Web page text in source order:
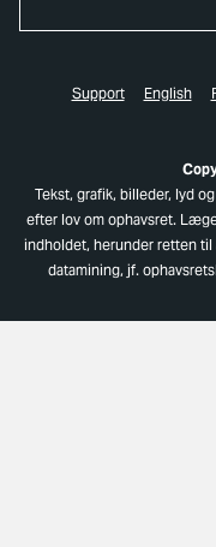
Support English
Tekst, grafik, billeder, lyd
efter lov om ophavsret.
indholdet, herunder retten
datamining, jf.